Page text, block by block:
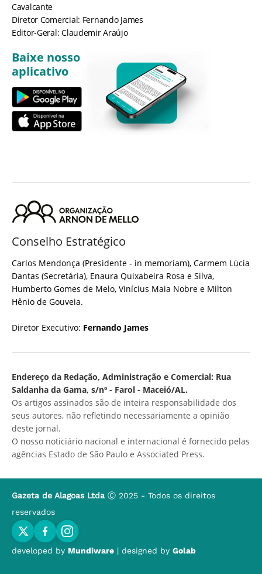
Cavalcante
Diretor Comercial: Fernando James
Editor-Geral: Claudemir Araújo
Baixe nosso
aplicativo
Conselho Estratégico
Carlos Mendonça (Presidente - in memoriam), Carmem Lúcia
Dantas (Secretária), Enaura Quixabeira Rosa e Silva,
Humberto Gomes de Melo, Vinícius Maia Nobre e Milton
Hênio de Gouveia.
Diretor Executivo: Fernando James
Endereço da Redação, Administração e Comercial: Rua
Saldanha da Gama, s/nº - Farol - Maceió/AL.
Os artigos assinados são de inteira responsabilidade dos
seus autores, não refletindo necessariamente a opinião
deste jornal.
O nosso noticiário nacional e internacional é fornecido pelas
agências Estado de São Paulo e Associated Press.
Gazeta de Alagoas Ltda Ⓒ 2025 - Todos os direitos
reservados
developed by Mundiware | designed by Golab